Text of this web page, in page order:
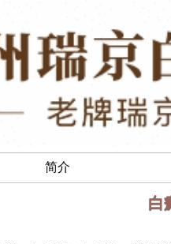
简介
白